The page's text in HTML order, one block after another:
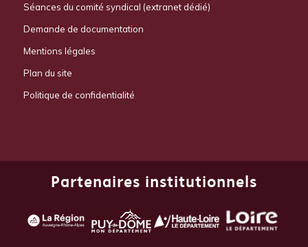
Séances du comité syndical (extranet dédié)
Demande de documentation
Mentions légales
Plan du site
Politique de confidentialité
Partenaires institutionnels